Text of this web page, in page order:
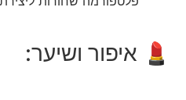
💄 איפור ושיער: